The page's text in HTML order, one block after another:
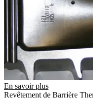
En savoir plus
Revêtement de Barrière